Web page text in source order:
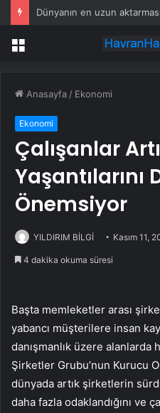
Menü
Anasayfa / Ekonomi
Ekonomi
Çalışanlar
Yaşantılarını
Önemsiyor
YILDIRIM BİLGİ Kasım 11,
4 dakika okuma süresi
Başta memleketler arası
yabancı müşterilere insan
danışmanlık üzere
Şirketler Grubu’nun Kurucu
dünyada artık şirketlerin
daha fazla odaklandığını ve